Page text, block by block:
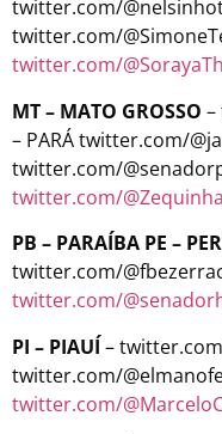
twitter.com/
twitter.com/
twitter.com/
MT – MATO GROSSO –
– PARÁ twitter.com/
twitter.com/
twitter.com/
PB – PARAÍBA PE –
twitter.com/
twitter.com/
PI – PIAUÍ–
twitter.com/
twitter.com/